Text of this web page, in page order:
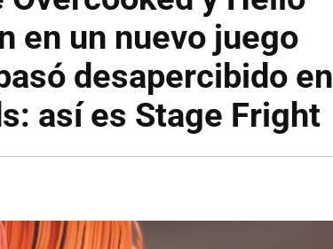
en un nuevo juego
desapercibido en
así es Stage Fright